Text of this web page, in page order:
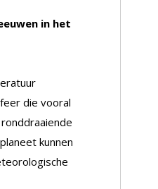
in het
die vooral
kunnen